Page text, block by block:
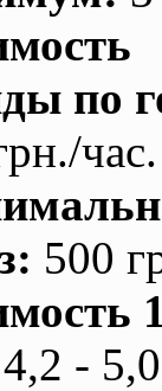
по
час.
: 500
4,2 -